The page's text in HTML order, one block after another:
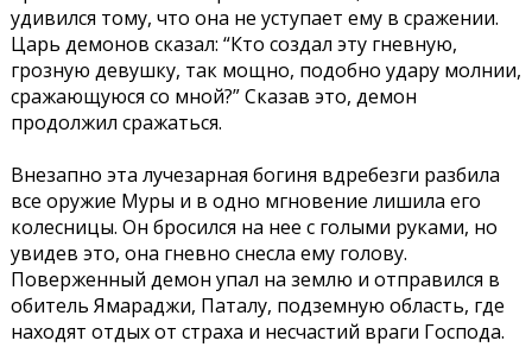
удивился тому, что она не уступает ему в сражении.
Царь демонов сказал: “Кто создал эту гневную,
грозную девушку, так мощно, подобно удару молнии,
сражающуюся со мной?” Сказав это, демон
продолжил сражаться.
Внезапно эта лучезарная богиня вдребезги разбила
все оружие Муры и в одно мгновение лишила его
колесницы. Он бросился на нее с голыми руками, но
увидев это, она гневно снесла ему голову.
Поверженный демон упал на землю и отправился в
обитель Ямараджи, Паталу, подземную область, где
находят отдых от страха и несчастий враги Господа.